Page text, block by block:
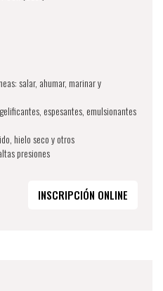
salar, ahumar, marinar y
espesantes, emulsionantes
hielo seco y otros
presiones
INSCRIPCIÓN ONLINE